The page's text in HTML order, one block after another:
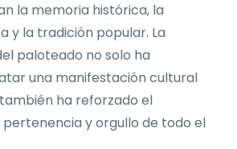
la memoria histórica, la
y la tradición popular. La
paloteado no solo ha
una manifestación cultural
ha reforzado el
y orgullo de todo el